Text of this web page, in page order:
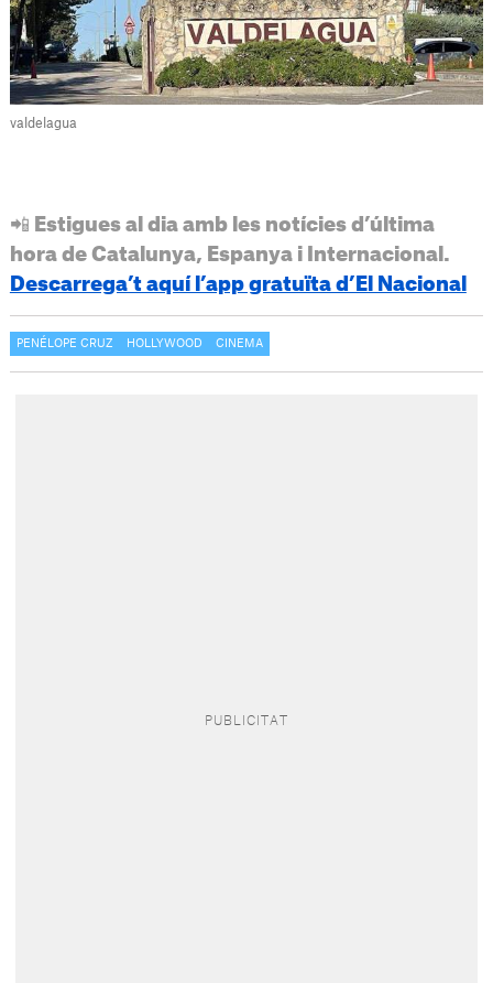
valdelagua
📲 Estigues al dia amb les notícies d’última
hora de Catalunya, Espanya i Internacional.
Descarrega’t aquí l’app gratuïta d’El Nacional
PENÉLOPE CRUZ HOLLYWOOD CINEMA